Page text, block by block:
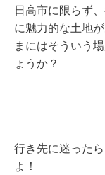
日高市に限らず
に魅力的な土地
まにはそういう
ょうか？
行き先に迷った
よ！